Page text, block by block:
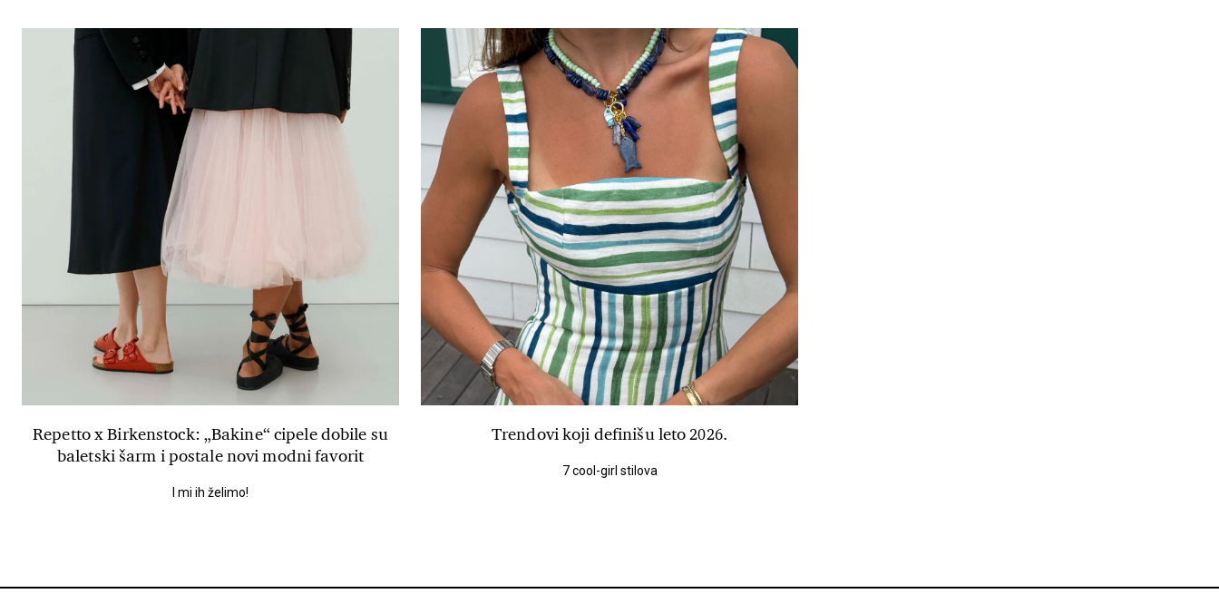
Repetto x Birkenstock: „Bakine“ cipele dobile su
baletski šarm i postale novi modni favorit
I mi ih želimo!
Trendovi koji definišu leto 2026.
7 cool-girl stilova